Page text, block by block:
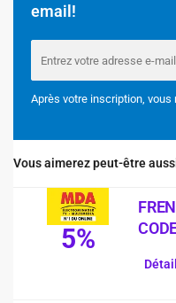
email!
Après votre inscription,
Vous aimerez peut-être
5%